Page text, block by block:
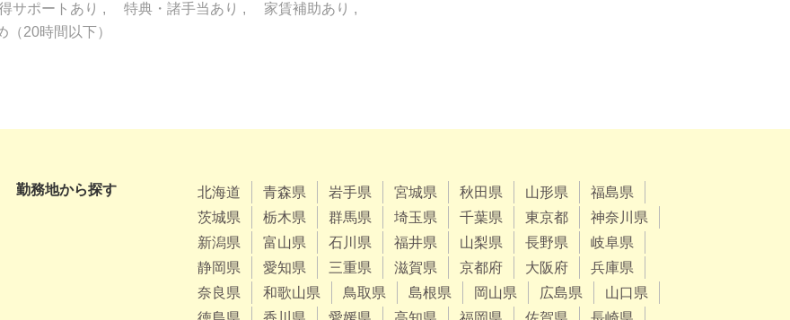
サポートあり 特典・諸手当あり
家賃補助あり
（20時間以下）
勤務地から探す 北海道 青森県 岩手県 宮城県 秋田県 山形県
福島県
茨城県
栃木県 群馬県 埼玉県 千葉県 東京都
神奈川県
新潟県
富山県 石川県 福井県 山梨県 長野県
岐阜県
静岡県
愛知県 三重県 滋賀県 京都府 大阪府
兵庫県
奈良県
和歌山県 鳥取県 島根県 岡山県 広島県
山口県